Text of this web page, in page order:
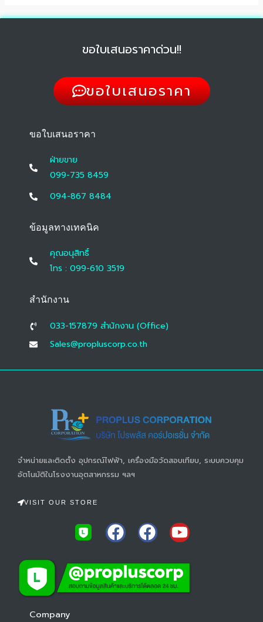
ขอใบเสนอราคาด่วน!!
ขอใบเสนอราคา
ขอใบเสนอราคา
ฝ่ายขาย
099-735 8459
094-867 8484
ข้อมูลทางเทคนิค
คุณอนุสิทธิ์
โทร : 099-610 3519
สำนักงาน
033-157879 สํานักงาน (Office)
Sales@propluscorp.co.th
จำหน่ายและติดตั้ง อุปกรณ์ไฟฟ้า, เครื่องมือวัดสอบเทียบ, ระบบควบคุม
อัตโนมัติในโรงงานอุตสาหกรรม ฯลฯ
VISIT OUR STORE
F
a
c
e
b
F
a
c
e
b
Y
o
u
t
u
Company